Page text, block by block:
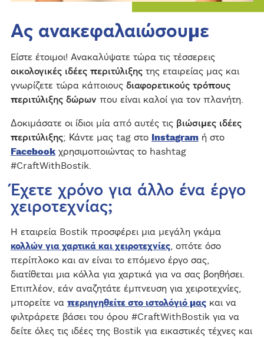
Ας ανακεφαλαιώσουμε
Είστε έτοιμοι! Ανακαλύψατε τώρα τις τέσσερεις
οικολογικές ιδέες περιτύλιξηςτης εταιρείας μας και
γνωρίζετε τώρα κάποιους διαφορετικούς τρόπους
περιτύλιξης δώρων που είναι καλοί για τον πλανήτη.
Δοκιμάσατε οι ίδιοι μία από αυτές τις βιώσιμες ιδέες
περιτύλιξης; Κάντε μας tag στο Instagramή στο
Facebookχρησιμοποιώντας το hashtag
#CraftWithBostik.
Έχετε χρόνο για άλλο ένα έργο
χειροτεχνίας;
Η εταιρεία Bostik προσφέρει μια μεγάλη γκάμα
κολλών για χαρτικά και χειροτεχνίες, οπότε όσο
περίπλοκο και αν είναι το επόμενο έργο σας,
διατίθεται μια κόλλα για χαρτικά για να σας βοηθήσει.
Επιπλέον, εάν αναζητάτε έμπνευση για χειροτεχνίες,
μπορείτε να περιηγηθείτε στο ιστολόγιό μαςκαι να
φιλτράρετε βάσει του όρου #CraftWithBostik για να
δείτε όλες τις ιδέες της Bostik για εικαστικές τέχνες και